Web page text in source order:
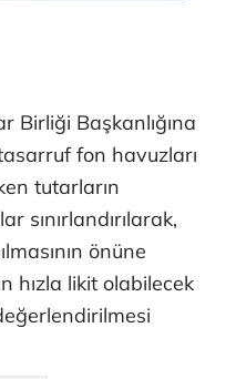
Birliği Başkanlığına
fon havuzları
tutarların
sınırlandırılarak,
önüne
hızla likit olabilecek